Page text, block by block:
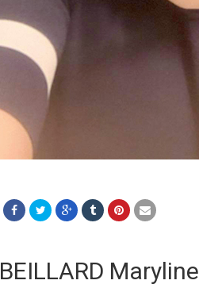
BEILLARD Maryline